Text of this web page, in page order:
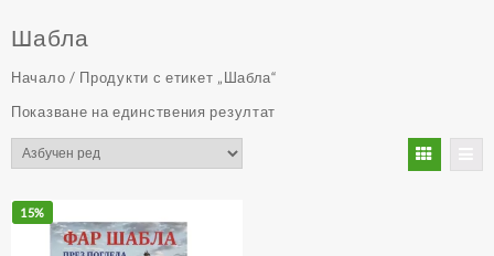
Шабла
Начало / Продукти с етикет „Шабла“
Показване на единствения резултат
15%